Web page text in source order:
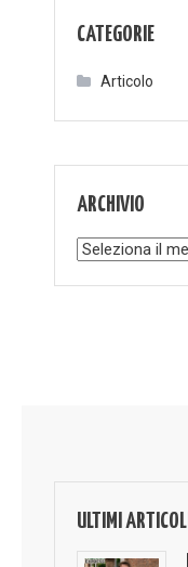
CATEGORIE
Articolo
ARCHIVIO
Archivio
ULTIMI ARTICOLI